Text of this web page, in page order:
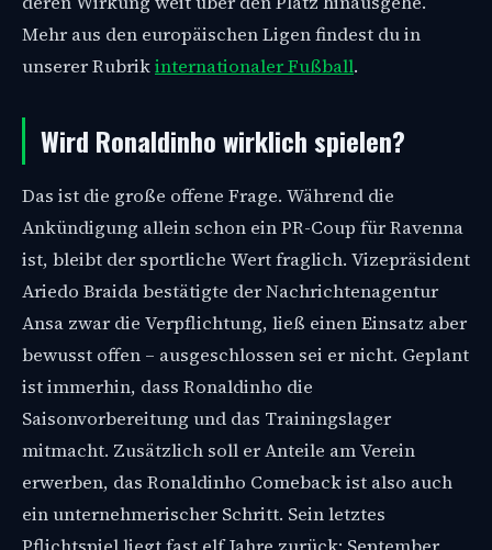
Mehr aus den europäischen Ligen findest du in
unserer Rubrikinternationaler Fußball.
Wird Ronaldinho wirklich spielen?
Das ist die große offene Frage. Während die
Ankündigung allein schon ein PR-Coup für Ravenna
ist, bleibt der sportliche Wert fraglich. Vizepräsident
Ariedo Braida bestätigte der Nachrichtenagentur
Ansa zwar die Verpflichtung, ließ einen Einsatz aber
bewusst offen – ausgeschlossen sei er nicht. Geplant
ist immerhin, dass Ronaldinho die
Saisonvorbereitung und das Trainingslager
mitmacht. Zusätzlich soll er Anteile am Verein
erwerben, das Ronaldinho Comeback ist also auch
ein unternehmerischer Schritt. Sein letztes